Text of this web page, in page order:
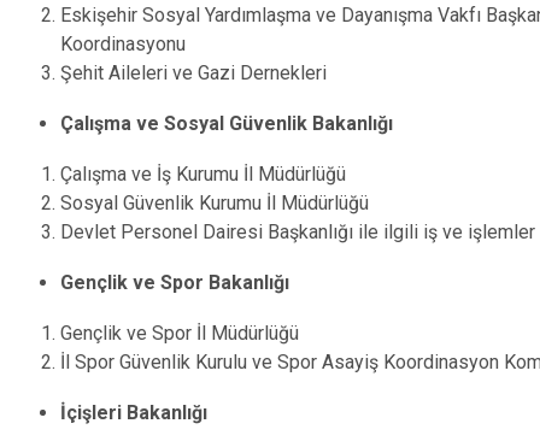
Eskişehir Sosyal Yardımlaşma ve Dayanışma Vakfı
Koordinasyonu
Şehit Aileleri ve Gazi Dernekleri
Çalışma ve Sosyal Güvenlik Bakanlığı
Çalışma ve İş Kurumu İl Müdürlüğü
Sosyal Güvenlik Kurumu İl Müdürlüğü
Devlet Personel Dairesi Başkanlığı ile ilgili iş ve işlemler
Gençlik ve Spor Bakanlığı
Gençlik ve Spor İl Müdürlüğü
İl Spor Güvenlik Kurulu ve Spor Asayiş Koordinasyon
İçişleri Bakanlığı